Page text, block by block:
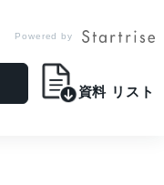
Powered by
資料 リスト